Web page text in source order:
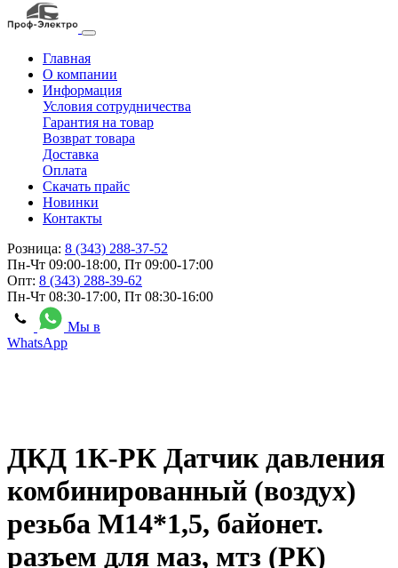
Главная
О компании
Информация
Условия сотрудничества
Гарантия на товар
Возврат товара
Доставка
Оплата
Скачать прайс
Новинки
Контакты
Розница: 8 (343) 288-37-52
Пн-Чт 09:00-18:00, Пт 09:00-17:00
Опт: 8 (343) 288-39-62
Пн-Чт 08:30-17:00, Пт 08:30-16:00
Мы в
WhatsApp
ДКД 1К-РК Датчик давления
комбинированный (воздух)
резьба М14*1,5, байонет.
разъем для маз, мтз (РК)